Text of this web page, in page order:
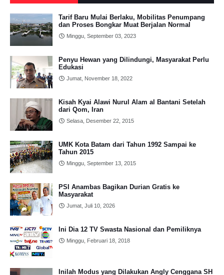
Tarif Baru Mulai Berlaku, Mobilitas Penumpang
dan Proses Bongkar Muat Berjalan Normal
Minggu, September 03, 2023
Penyu Hewan yang Dilindungi, Masyarakat Perlu
Edukasi
Jumat, November 18, 2022
Kisah Kyai Alawi Nurul Alam al Bantani Setelah
dari Qom, Iran
Selasa, Desember 22, 2015
UMK Kota Batam dari Tahun 1992 Sampai ke
Tahun 2015
Minggu, September 13, 2015
PSI Anambas Bagikan Durian Gratis ke
Masyarakat
Jumat, Juli 10, 2026
Ini Dia 12 TV Swasta Nasional dan Pemiliknya
Minggu, Februari 18, 2018
Inilah Modus yang Dilakukan Angly Cenggana SH